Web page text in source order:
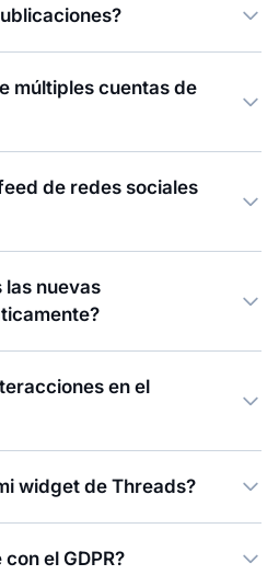
múltiples cuentas de
de redes sociales
las nuevas
en el
widget de Threads?
el GDPR?